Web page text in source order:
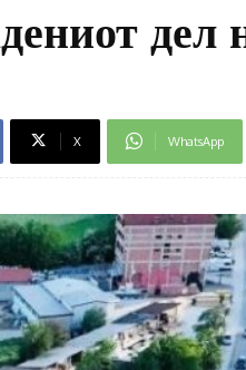
дел
X WhatsApp